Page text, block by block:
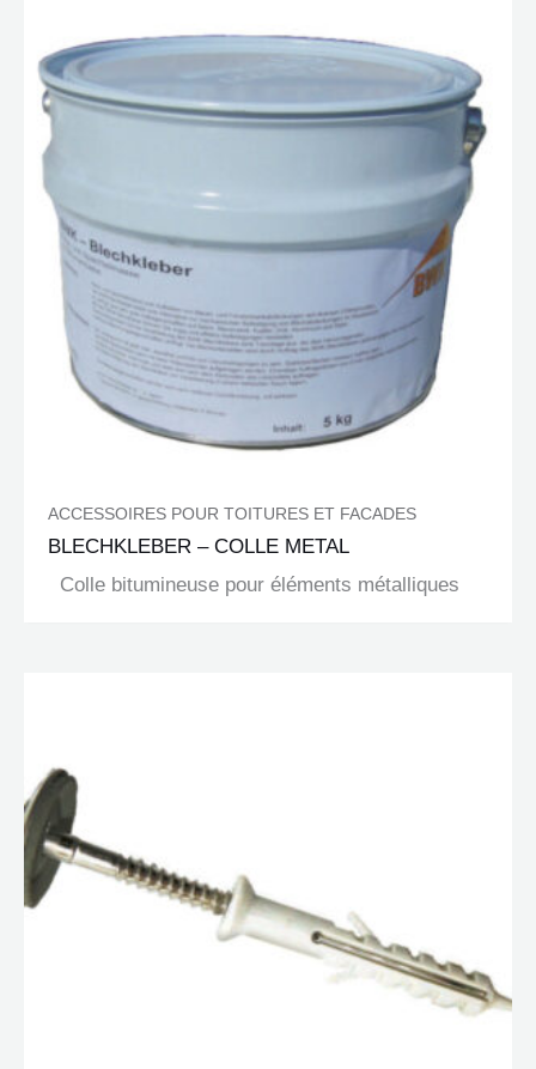
ACCESSOIRES POUR TOITURES ET FACADES
BLECHKLEBER – COLLE METAL
Colle bitumineuse pour éléments métalliques